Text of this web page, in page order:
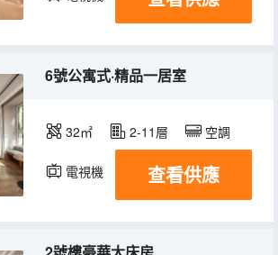
6號公寓式·精品一居室
32㎡ 2-11層 空調
電視機 查看供應